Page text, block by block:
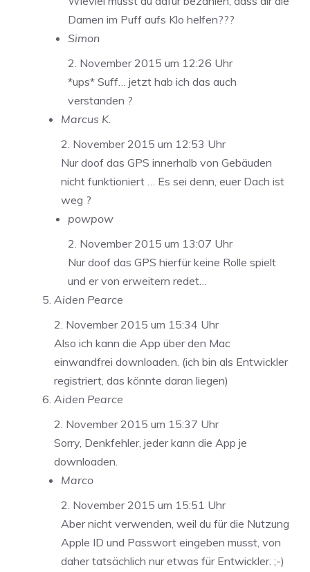
Damen im Puff aufs Klo helfen???
Simon
2. November 2015 um 12:26 Uhr
*ups* Suff… jetzt hab ich das auch
verstanden ?
Marcus K.
2. November 2015 um 12:53 Uhr
Nur doof das GPS innerhalb von Gebäuden
nicht funktioniert … Es sei denn, euer Dach ist
weg ?
powpow
2. November 2015 um 13:07 Uhr
Nur doof das GPS hierfür keine Rolle spielt
und er von erweitern redet…
Aiden Pearce
2. November 2015 um 15:34 Uhr
Also ich kann die App über den Mac
einwandfrei downloaden. (ich bin als Entwickler
registriert, das könnte daran liegen)
Aiden Pearce
2. November 2015 um 15:37 Uhr
Sorry, Denkfehler, jeder kann die App je
downloaden.
Marco
2. November 2015 um 15:51 Uhr
Aber nicht verwenden, weil du für die Nutzung
Apple ID und Passwort eingeben musst, von
daher tatsächlich nur etwas für Entwickler. ;-)